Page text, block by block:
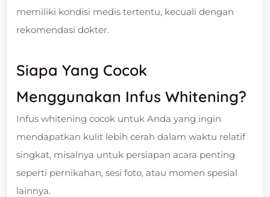
memiliki kondisi medis tertentu, kecuali dengan
rekomendasi dokter.
Siapa Yang Cocok
Menggunakan Infus Whitening?
Infus whitening cocok untuk Anda yang ingin
mendapatkan kulit lebih cerah dalam waktu relatif
singkat, misalnya untuk persiapan acara penting
seperti pernikahan, sesi foto, atau momen spesial
lainnya.